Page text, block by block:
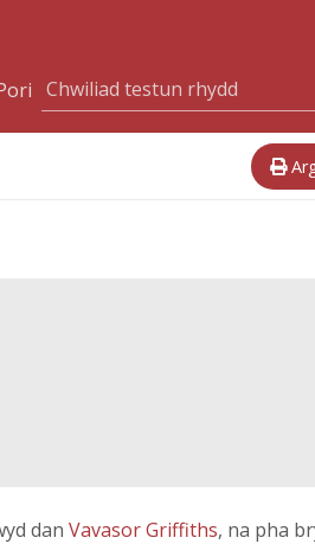
dan Vavasor Griffiths, na pha